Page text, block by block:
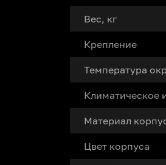
Вес, кг
Крепление
Температура
Климатическое
Материал
Цвет корпуса